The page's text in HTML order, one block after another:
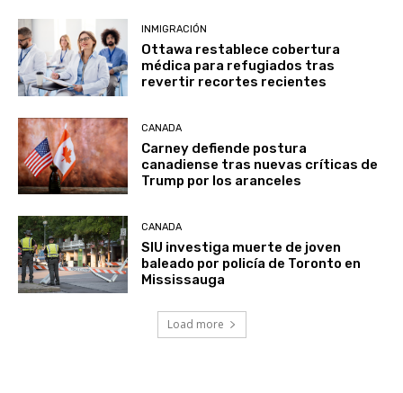
INMIGRACIÓN
Ottawa restablece cobertura
médica para refugiados tras
revertir recortes recientes
CANADA
Carney defiende postura
canadiense tras nuevas críticas de
Trump por los aranceles
CANADA
SIU investiga muerte de joven
baleado por policía de Toronto en
Mississauga
Load more